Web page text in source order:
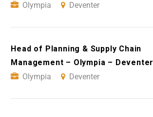
Olympia
Deventer
Head of Planning & Supply Chain
Management – Olympia – Deventer
Olympia
Deventer